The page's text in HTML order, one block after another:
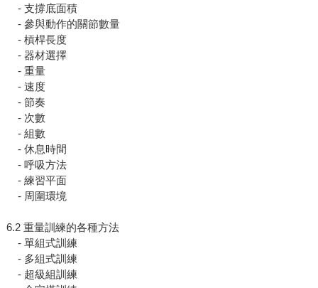
- 支撐底面積
- 參與動作的關節數量
- 槓桿長度
- 器材選擇
- 重量
- 速度
- 節奏
- 次數
- 組數
- 休息時間
- 呼吸方法
- 練習平面
- 周圍環境
6.2 重量訓練的各種方法
- 單組式訓練
- 多組式訓練
- 超級組訓練